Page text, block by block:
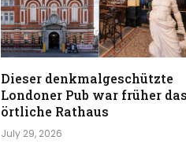
Dieser denkmalgeschützte
Londoner Pub war früher das
örtliche Rathaus
July 29, 2026